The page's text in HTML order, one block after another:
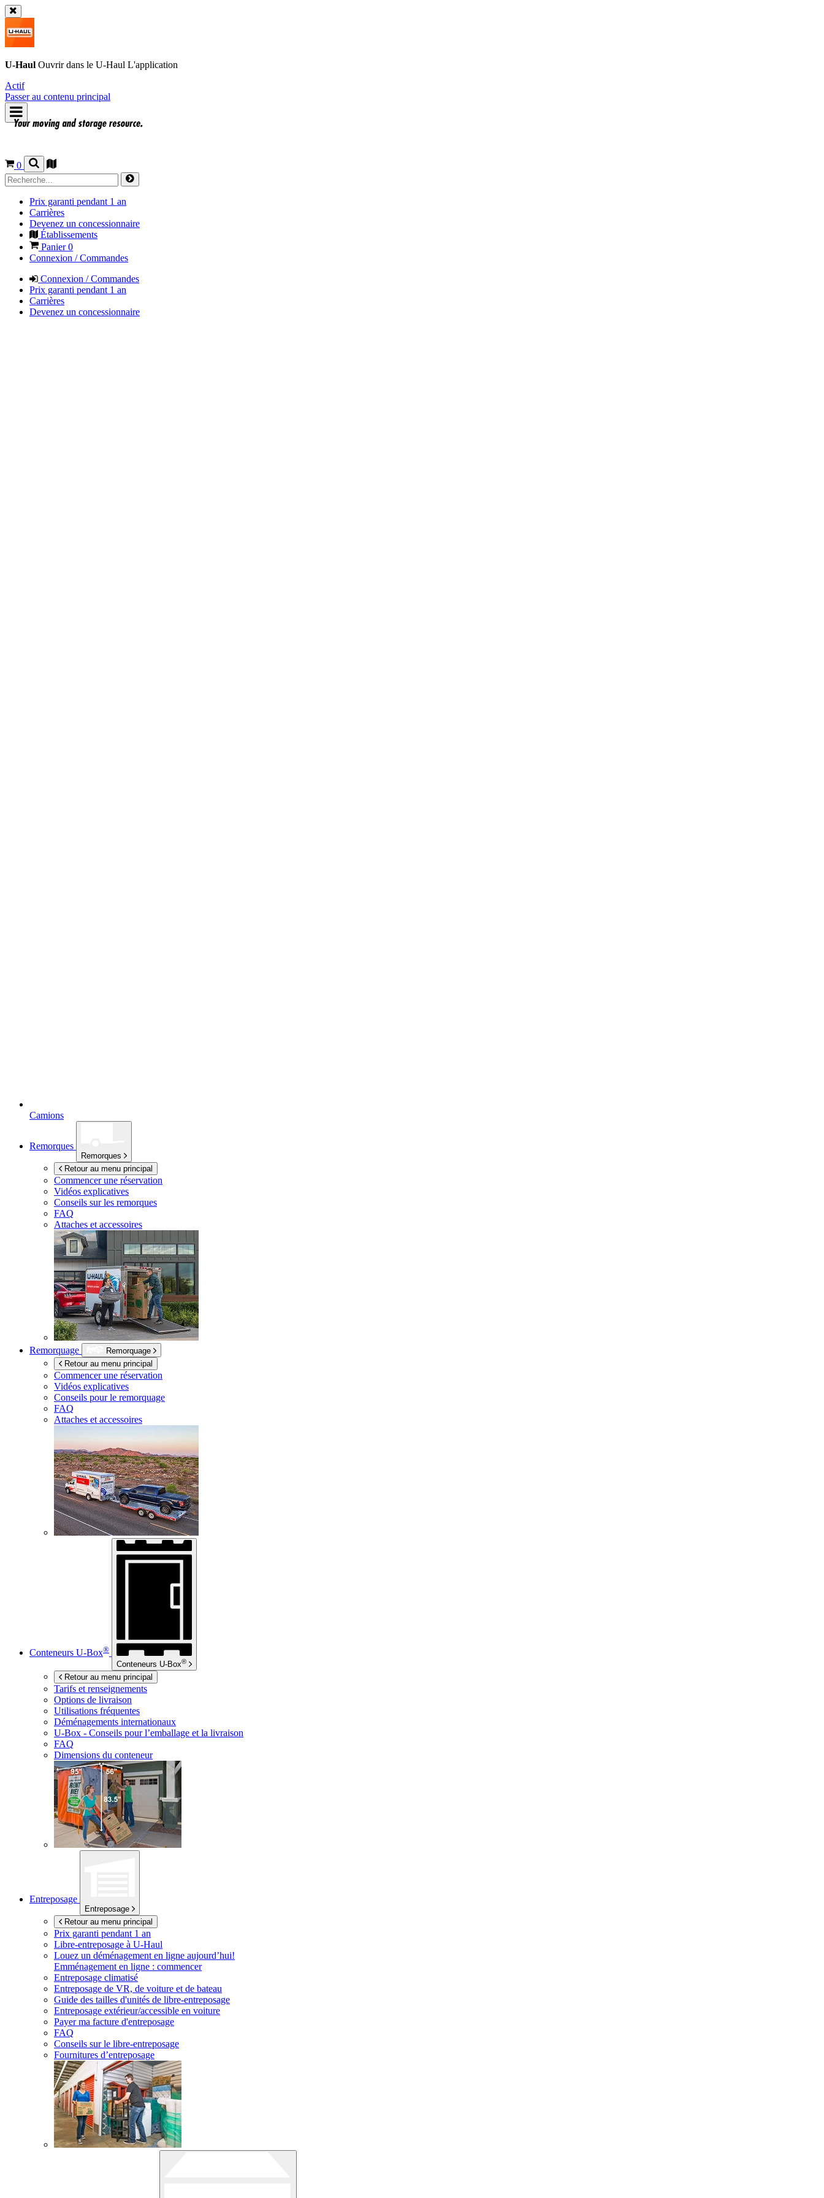
U-Haul Ouvrir dans le U-Haul L'application
Actif
Passer au contenu principal
0
Prix garanti pendant 1 an
Carrières
Devenez un concessionnaire
Établissements
Panier0
Connexion / Commandes
Connexion / Commandes
Prix garanti pendant 1 an
Carrières
Devenez un concessionnaire
Camions
Remorques
Remorques
Retour au menu principal
Commencer une réservation
Vidéos explicatives
Conseils sur les remorques
FAQ
Attaches et accessoires
Remorquage
Remorquage
Retour au menu principal
Commencer une réservation
Vidéos explicatives
Conseils pour le remorquage
FAQ
Attaches et accessoires
Conteneurs U-Box®
Conteneurs U-Box®
Retour au menu principal
Tarifs et renseignements
Options de livraison
Utilisations fréquentes
Déménagements internationaux
U-Box - Conseils pour l’emballage et la livraison
FAQ
Dimensions du conteneur
Entreposage
Entreposage
Retour au menu principal
Prix garanti pendant 1 an
Libre-entreposage à U-Haul
Louez un déménagement en ligne aujourd’hui!
Emménagement en ligne : commencer
Entreposage climatisé
Entreposage de VR, de voiture et de bateau
Guide des tailles d'unités de libre-entreposage
Entreposage extérieur/accessible en voiture
Payer ma facture d'entreposage
FAQ
Conseils sur le libre-entreposage
Fournitures d’entreposage